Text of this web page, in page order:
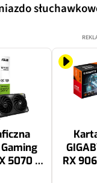
5070 Ti
RX